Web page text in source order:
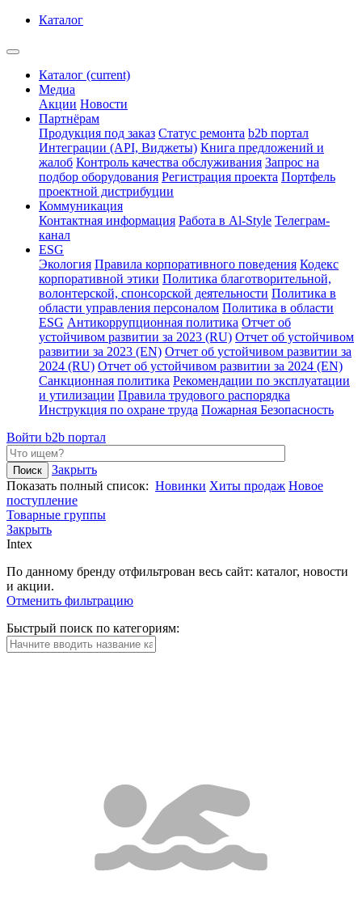
Каталог
Каталог (current)
Медиа
Акции Новости
Партнёрам
Продукция под заказ Статус ремонта b2b портал
Интеграции (API, Виджеты) Книга предложений и
жалоб Контроль качества обслуживания Запрос на
подбор оборудования Регистрация проекта Портфель
проектной дистрибуции
Коммуникация
Контактная информация Работа в Al-Style Телеграм-
канал
ESG
Экология Правила корпоративного поведения Кодекс
корпоративной этики Политика благотворительной,
волонтерской, спонсорской деятельности Политика в
области управления персоналом Политика в области
ESG Антикоррупционная политика Отчет об
устойчивом развитии за 2023 (RU) Отчет об устойчивом
развитии за 2023 (EN) Отчет об устойчивом развитии за
2024 (RU) Отчет об устойчивом развитии за 2024 (EN)
Санкционная политика Рекомендации по эксплуатации
и утилизации Правила трудового распорядка
Инструкция по охране труда Пожарная Безопасность
Войти b2b портал
Закрыть
Показать полный список: Новинки Хиты продаж Новое
поступление
Товарные группы
Закрыть
Intex
По данному бренду отфильтрован весь сайт: каталог, новости
и акции.
Отменить фильтрацию
Быстрый поиск по категориям: